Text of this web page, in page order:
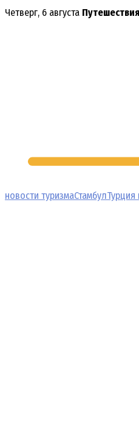
Перейти
Четверг, 6 августа Путешествия
новости туризмаСтамбулТурция